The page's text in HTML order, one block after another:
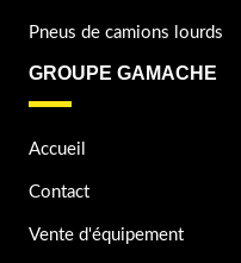
Pneus de camions lourds
GROUPE GAMACHE
Accueil
Contact
Vente d'équipement